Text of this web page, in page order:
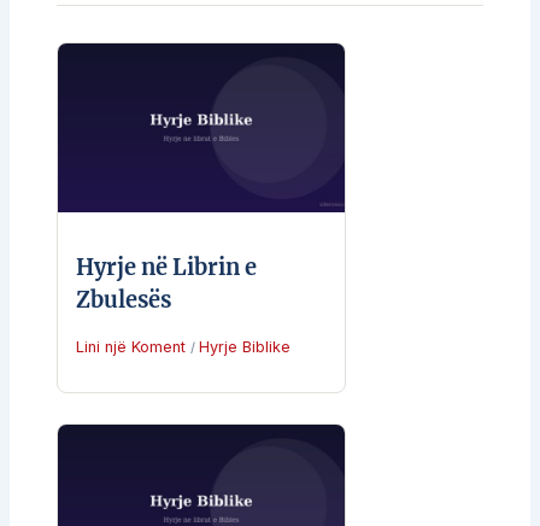
Hyrje në Librin e
Zbulesës
Lini një Koment / Hyrje Biblike